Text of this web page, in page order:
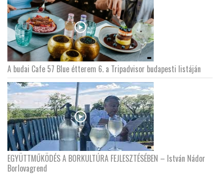
A budai Cafe 57 Blue étterem 6. a Tripadvisor budapesti listáján
EGYÜTTMŰKÖDÉS A BORKULTÚRA FEJLESZTÉSÉBEN – István Nádor
Borlovagrend